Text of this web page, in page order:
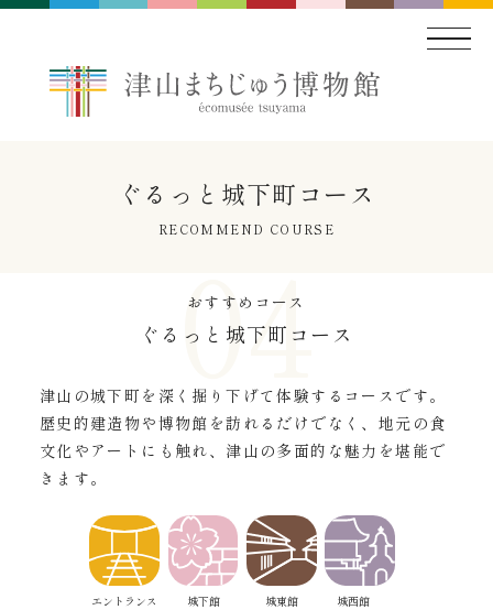
ぐるっと城下町コース
RECOMMEND COURSE
おすすめコース
ぐるっと城下町コース
津山の城下町を深く掘り下げて体験するコースです。
歴史的建造物や博物館を訪れるだけでなく、地元の食
文化やアートにも触れ、津山の多面的な魅力を堪能で
きます。
エントランス 城下館 城東館 城西館